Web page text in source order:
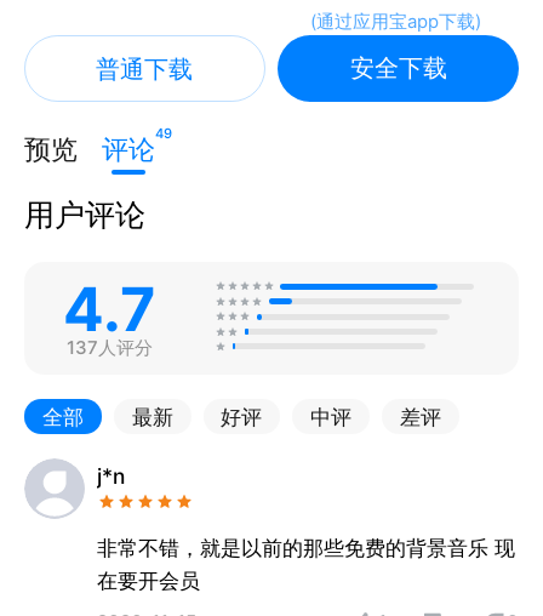
(通过应用宝app下载)
普通下载 安全下载
预览 评论49
用户评论
4.7
137人评分
全部 最新 好评 中评 差评
j*n
非常不错，就是以前的那些免费的背景音乐 现
在要开会员